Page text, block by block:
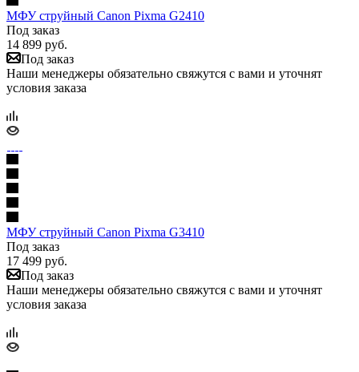
МФУ струйный Canon Pixma G2410
Под заказ
14 899 руб.
Под заказ
Наши менеджеры обязательно свяжутся с вами и уточнят
условия заказа
МФУ струйный Canon Pixma G3410
Под заказ
17 499 руб.
Под заказ
Наши менеджеры обязательно свяжутся с вами и уточнят
условия заказа